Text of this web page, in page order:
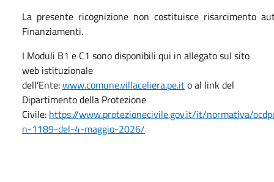
La presente ricognizione non costituisce risarcimento
Finanziamenti.
I Moduli B1 e C1 sono disponibili qui in allegato sul sito
web istituzionale
dell’Ente:www.comune.villaceliera.pe.ito al link del
Dipartimento della Protezione
Civile: https://www.protezionecivile.gov.it/it/normativa/
n-1189-del-4-maggio-2026/